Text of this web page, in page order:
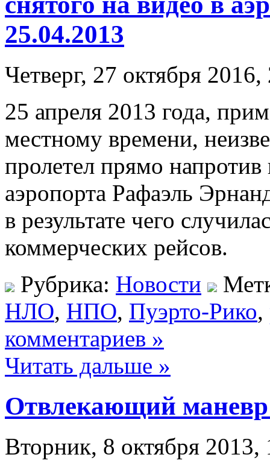
25.04.2013
Четверг, 27 октября
25 апреля 2013 года,
местному времени,
пролетел прямо
аэропорта Рафаэль
в результате чего
коммерческих рейсов.
Рубрика: Новости
НЛО, НПО, Пуэрто-Рико,
комментариев »
Читать дальше »
Отвлекающий
Вторник, 8 октября 2013,